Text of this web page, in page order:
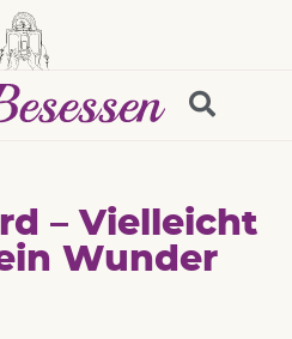
– Vielleicht
Wunder